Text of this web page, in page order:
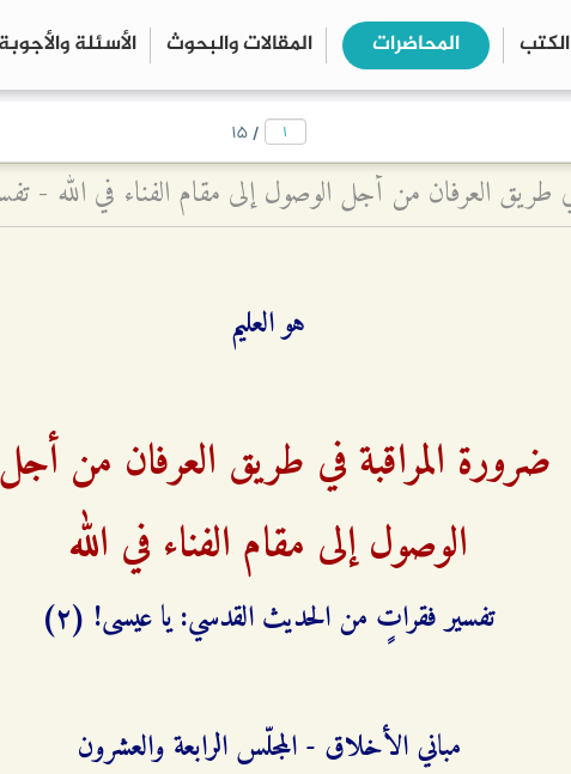
الكتب المحاضرات المقالات والبحوث الأسئلة search
close
/ ۱۵
هو العليم
ضرورة المراقبة في طريق العرفان من
الوصول إلى مقام الفناء في الله
تفسير فقراتٍ من الحديث القدسي: يا عيسى! (٢)
مباني الأخلاق - المجلّس الرابعة والعشرون